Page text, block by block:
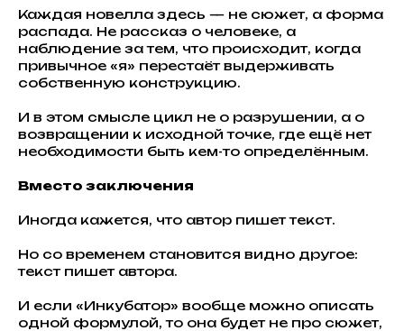
Каждая новелла здесь — не сюжет, а форма
распада. Не рассказ о человеке, а
наблюдение за тем, что происходит, когда
привычное «я» перестаёт выдерживать
собственную конструкцию.
И в этом смысле цикл не о разрушении, а о
возвращении к исходной точке, где ещё нет
необходимости быть кем-то определённым.
Вместо заключения
Иногда кажется, что автор пишет текст.
Но со временем становится видно другое:
текст пишет автора.
И если «Инкубатор» вообще можно описать
одной формулой, то она будет не про сюжет,